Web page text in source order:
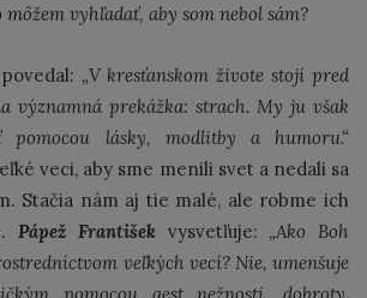
môžem vyhľadať, aby som nebol sám?
„V kresťanskom živote stojí pred
významná prekážka: strach. My ju však
pomocou lásky, modlitby a humoru.“
veci, aby sme menili svet a nedali sa
Stačia nám aj tie malé, ale robme ich
Pápež František vysvetľuje: „Ako Boh
veľkých vecí? Nie, umenšuje